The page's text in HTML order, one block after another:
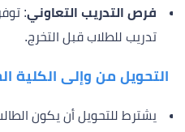
فرص التدريب التعاوني:
تدريب للطلاب قبل التخرج.
التحويل من وإلى الكلية
يشترط للتحويل أن يكون